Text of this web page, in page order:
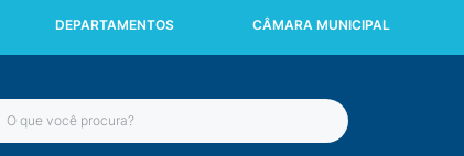
DEPARTAMENTOS CÂMARA MUNICIPAL